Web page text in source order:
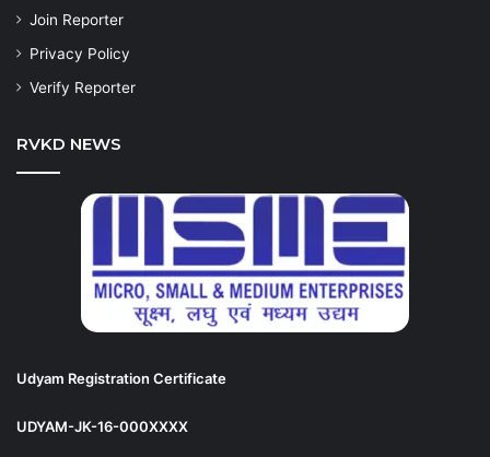
Join Reporter
Privacy Policy
Verify Reporter
RVKD NEWS
Udyam Registration Certificate
UDYAM-JK-16-000XXXX